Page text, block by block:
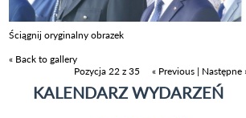
Ściągnij oryginalny obrazek
« Back to gallery
Pozycja 22 z 35
« Previous | Następne
KALENDARZ WYDARZEŃ